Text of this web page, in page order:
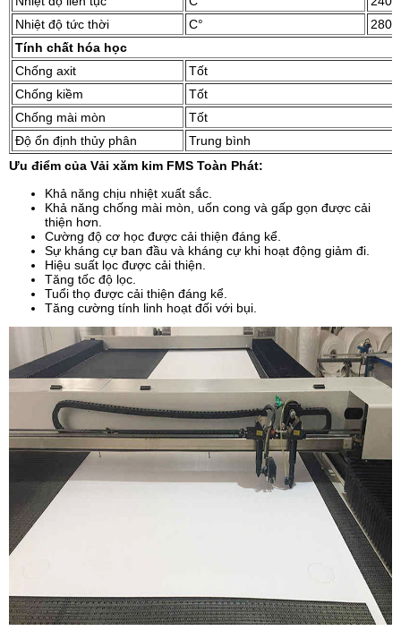
Nhiệt độ tức thời
C°
280
Tính chất hóa học
Chống axit
Tốt
Chống kiềm
Tốt
Chống mài mòn
Tốt
Độ ổn định thủy phân
Trung bình
Ưu điểm của Vải xăm kim FMS Toàn Phát:
Khả năng chịu nhiệt xuất sắc.
Khả năng chống mài mòn, uốn cong và gấp gọn được cải
thiện hơn.
Cường độ cơ học được cải thiện đáng kể.
Sự kháng cự ban đầu và kháng cự khi hoạt động giảm đi.
Hiệu suất lọc được cải thiện.
Tăng tốc độ lọc.
Tuổi thọ được cải thiện đáng kể.
Tăng cường tính linh hoạt đối với bụi.